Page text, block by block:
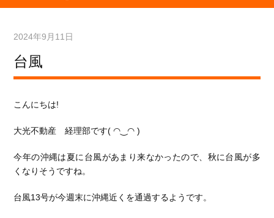
2024年9月11日
台風
こんにちは!
大光不動産 経理部です( ◠‿◠ )
今年の沖縄は夏に台風があまり来なかったので、秋に台風が多
くなりそうですね。
台風13号が今週末に沖縄近くを通過するようです。